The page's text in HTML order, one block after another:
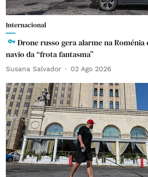
Internacional
Drone russo gera alarme na Roménia
navio da “frota fantasma”
Susana Salvador 02 Ago 2026